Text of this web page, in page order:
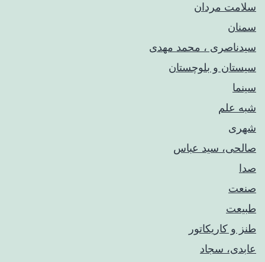
سلامت مردان
سمنان
سیدناصری ، محمد مهدی
سیستان و بلوچستان
سینما
شبه علم
شهری
صالحی، سید عباس
صدا
صنعت
طبیعت
طنز و کاریکاتور
عابدی، سجاد